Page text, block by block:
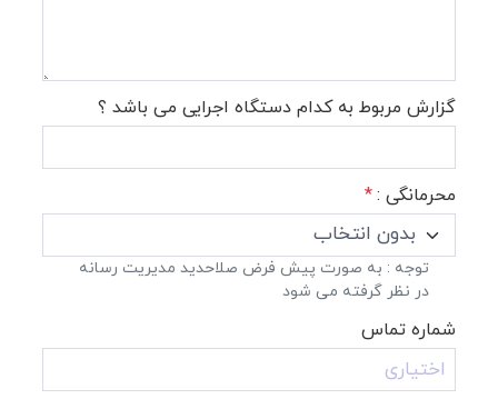
گزارش مربوط به کدام دستگاه اجرایی می باشد ؟
محرمانگی : *
توجه : به صورت پیش فرض صلاحدید مدیریت رسانه
در نظر گرفته می شود
شماره تماس